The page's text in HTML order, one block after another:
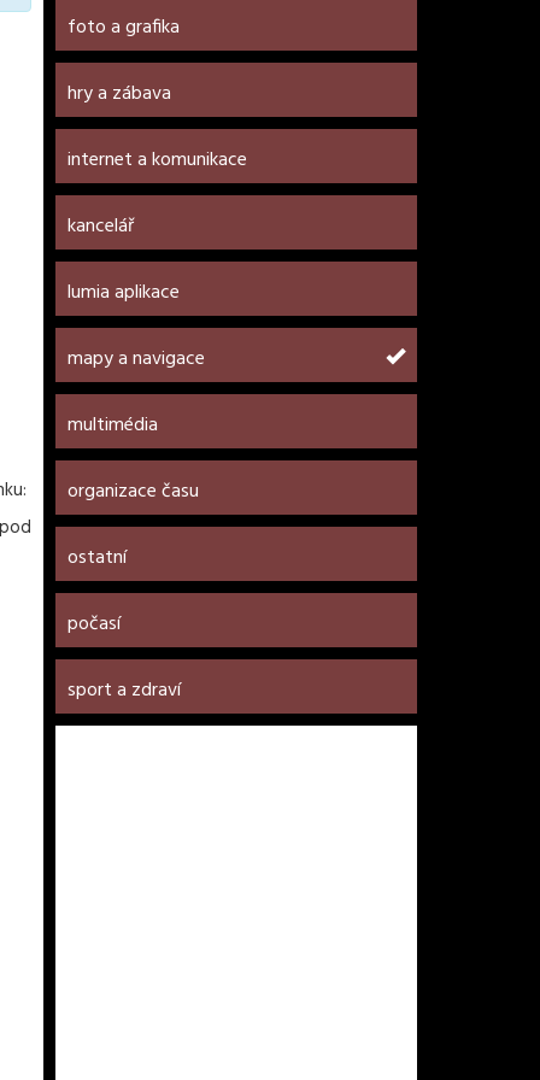
foto a grafika
hry a zábava
internet a komunikace
kancelář
lumia aplikace
mapy a navigace
multimédia
organizace času
ostatní
počasí
sport a zdraví